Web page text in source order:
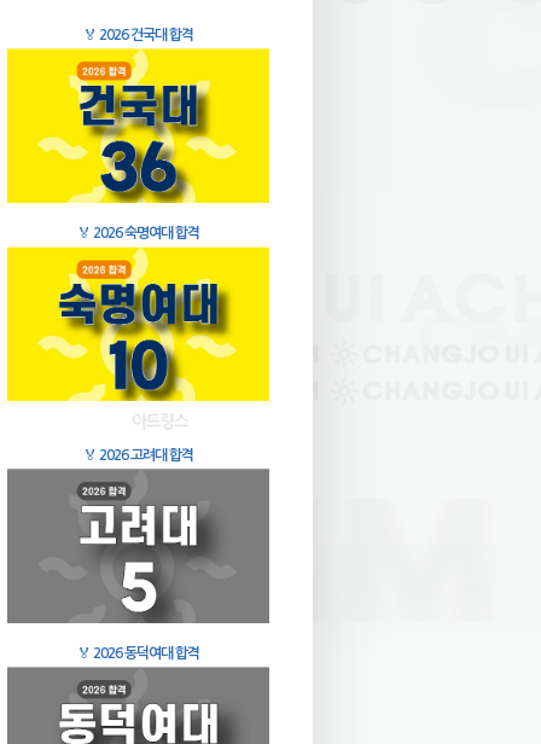
🏅 2026 건국대 합격
🏅 2026 숙명여대 합격
🏅 2026 고려대 합격
🏅 2026 동덕여대 합격